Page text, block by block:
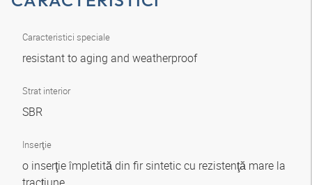
Caracteristici speciale
resistant to aging and weatherproof
Strat interior
SBR
Inserţie
o inserţie împletită din fir sintetic cu rezistenţă mare la